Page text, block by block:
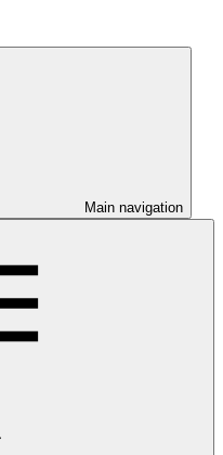
Main navigation